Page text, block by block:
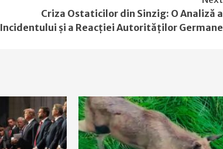
Criza Ostaticilor din Sinzig: O Analiză a
Incidentului și a Reacției Autorităților Germane